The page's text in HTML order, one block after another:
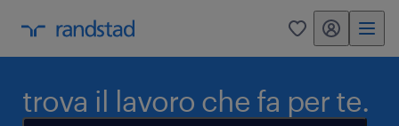
0 my randstad
trova il lavoro che fa per te.